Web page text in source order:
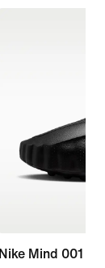
Nike Mind 001